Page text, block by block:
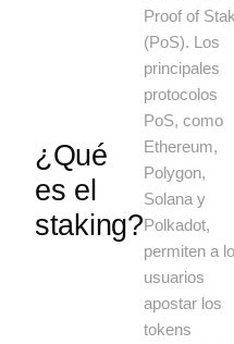
¿Qué
es el
staking?
Proof of
(PoS). Los
principales
protocolos
PoS, como
Ethereum,
Polygon,
Solana y
Polkadot,
permiten a
usuarios
apostar los
tokens